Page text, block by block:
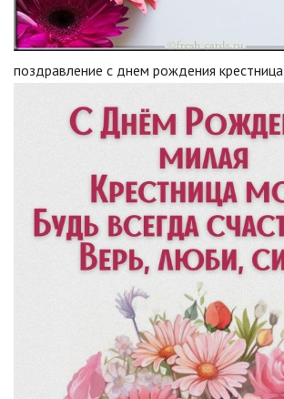
поздравление с днем рождения крестница